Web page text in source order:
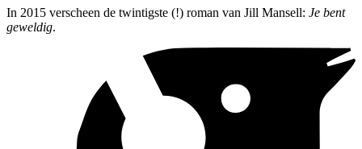
In 2015 verscheen de twintigste (!) roman van Jill Mansell: Je bent
geweldig.